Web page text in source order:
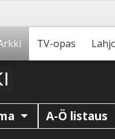
TV-opas
A-Ö listaus